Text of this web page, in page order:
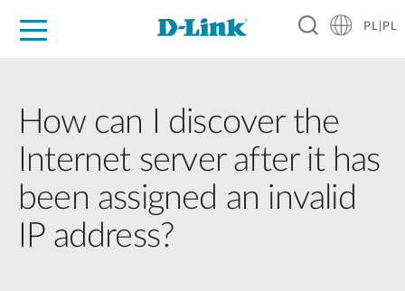
PL|PL
How can I discover the
Internet server after it has
been assigned an invalid
IP address?